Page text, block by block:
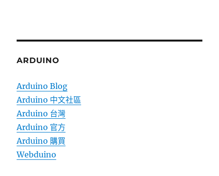
ARDUINO
Arduino Blog
Arduino 中文社區
Arduino 台灣
Arduino 官方
Arduino 購買
Webduino